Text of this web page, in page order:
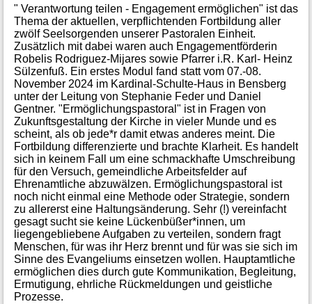
" Verantwortung teilen - Engagement ermöglichen" ist das
Thema der aktuellen, verpflichtenden Fortbildung aller
zwölf Seelsorgenden unserer Pastoralen Einheit.
Zusätzlich mit dabei waren auch Engagementförderin
Robelis Rodriguez-Mijares sowie Pfarrer i.R. Karl- Heinz
Sülzenfuß. Ein erstes Modul fand statt vom 07.-08.
November 2024 im Kardinal-Schulte-Haus in Bensberg
unter der Leitung von Stephanie Feder und Daniel
Gentner. "Ermöglichungspastoral" ist in Fragen von
Zukunftsgestaltung der Kirche in vieler Munde und es
scheint, als ob jede*r damit etwas anderes meint. Die
Fortbildung differenzierte und brachte Klarheit. Es handelt
sich in keinem Fall um eine schmackhafte Umschreibung
für den Versuch, gemeindliche Arbeitsfelder auf
Ehrenamtliche abzuwälzen. Ermöglichungspastoral ist
noch nicht einmal eine Methode oder Strategie, sondern
zu allererst eine Haltungsänderung. Sehr (!) vereinfacht
gesagt sucht sie keine Lückenbüßer*innen, um
liegengebliebene Aufgaben zu verteilen, sondern fragt
Menschen, für was ihr Herz brennt und für was sie sich im
Sinne des Evangeliums einsetzen wollen. Hauptamtliche
ermöglichen dies durch gute Kommunikation, Begleitung,
Ermutigung, ehrliche Rückmeldungen und geistliche
Prozesse.